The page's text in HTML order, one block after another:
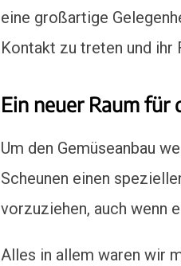
eine großartige
Kontakt zu treten und ihr
Ein neuer Raum für
Um den Gemüseanbau
Scheunen einen
vorzuziehen, auch wenn
Alles in allem waren wir